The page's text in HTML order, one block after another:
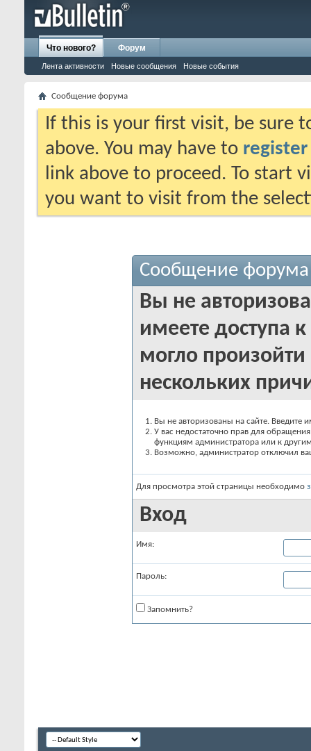
Что нового?
Лента активности Новые сообщения Новые события
Форум
Сообщение форума
If this is your first visit, be sure
above. You may have to register
link above to proceed. To start
you want to visit from the
Сообщение форума
Вы не
имеете доступа
могло
нескольких
Вы не авторизованы на сайте. Введите
У вас недостаточно прав для
функциям администратора или к
Возможно, администратор отключил
Для просмотра этой страницы необходимо
Вход
Имя:
Пароль:
Запомнить?